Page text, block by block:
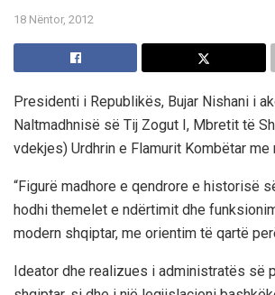
18 Nëntor, 2012
Presidenti i Republikës, Bujar Nishani i
Naltmadhnisë së Tij Zogut I, Mbretit të
vdekjes) Urdhrin e Flamurit Kombëtar me
“Figurë madhore e qendrore e historisë
hodhi themelet e ndërtimit dhe
modern shqiptar, me orientim të qartë
Ideator dhe realizues i administratës së